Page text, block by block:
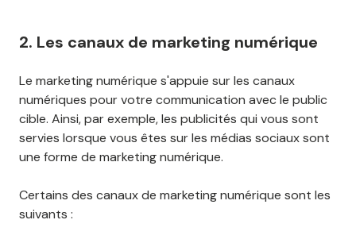
2. Les canaux de marketing numérique
Le marketing numérique s'appuie sur les canaux
numériques pour votre communication avec le public
cible. Ainsi, par exemple, les publicités qui vous sont
servies lorsque vous êtes sur les médias sociaux sont
une forme de marketing numérique.
Certains des canaux de marketing numérique sont les
suivants :